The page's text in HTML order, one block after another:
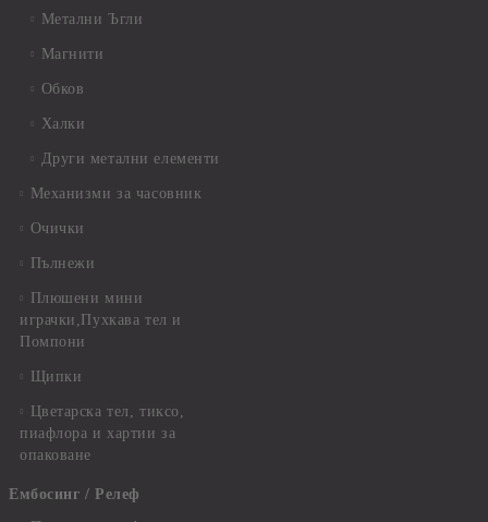
Метални Ъгли
Магнити
Обков
Халки
Други метални елементи
Механизми за часовник
Очички
Пълнежи
Плюшени мини
играчки,Пухкава тел и
Помпони
Щипки
Цветарска тел, тиксо,
пиафлора и хартии за
опаковане
Ембосинг / Релеф